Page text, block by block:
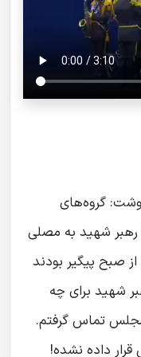
گروه‌های
رهبر شهید به مصلی
صبح پیگیر بودند
شهید برای چه
تماس گرفتم.
داده نشده!